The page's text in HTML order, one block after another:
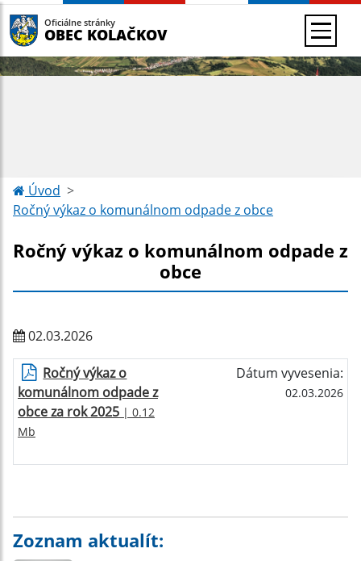
Oficiálne stránky
OBEC KOLAČKOV
Úvod
Ročný výkaz o komunálnom odpade z obce
Ročný výkaz o komunálnom odpade z
obce
02.03.2026
Ročný výkaz o
komunálnom odpade z
obce za rok 2025 | 0.12
Mb
Dátum vyvesenia:
02.03.2026
Zoznam aktualít: